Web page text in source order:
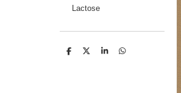
Lactose
D
D
S
D